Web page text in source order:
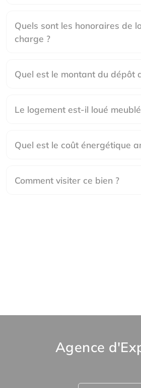
Quels sont les honoraires de
charge ?
Quel est le montant du dépôt
Le logement est-il loué
Quel est le coût énergétique
Comment visiter ce bien ?
Agence